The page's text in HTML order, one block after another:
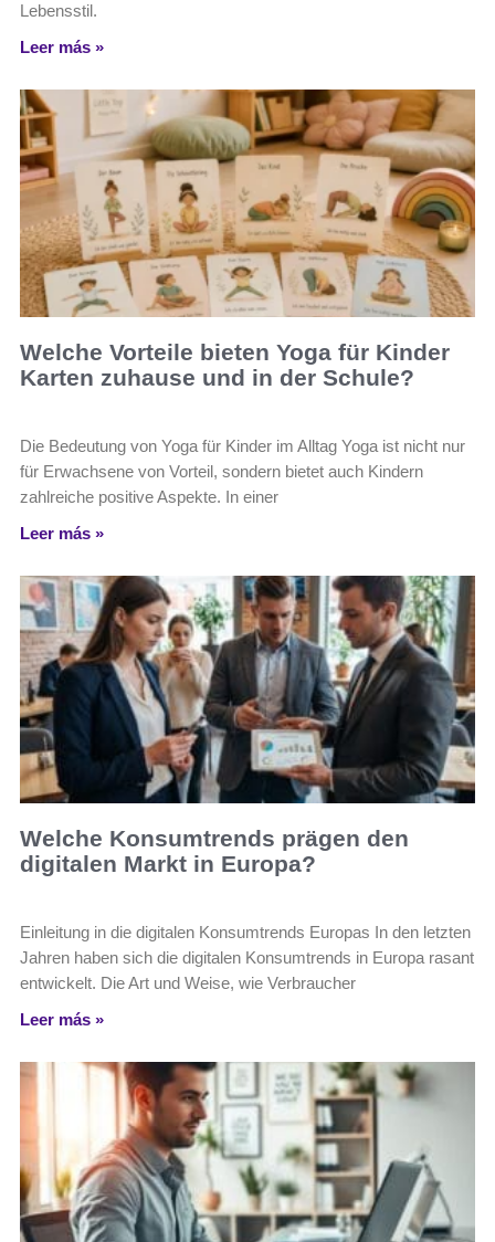
Lebensstil.
Leer más »
Welche Vorteile bieten Yoga für Kinder
Karten zuhause und in der Schule?
Die Bedeutung von Yoga für Kinder im Alltag Yoga ist nicht nur
für Erwachsene von Vorteil, sondern bietet auch Kindern
zahlreiche positive Aspekte. In einer
Leer más »
Welche Konsumtrends prägen den
digitalen Markt in Europa?
Einleitung in die digitalen Konsumtrends Europas In den letzten
Jahren haben sich die digitalen Konsumtrends in Europa rasant
entwickelt. Die Art und Weise, wie Verbraucher
Leer más »